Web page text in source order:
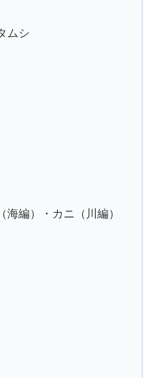
ムシ
編）・カニ（川編）